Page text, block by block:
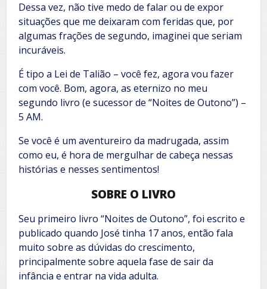
Dessa vez, não tive medo de falar ou de expor
situações que me deixaram com feridas que, por
algumas frações de segundo, imaginei que seriam
incuráveis.
É tipo a Lei de Talião – você fez, agora vou fazer
com você. Bom, agora, as eternizo no meu
segundo livro (e sucessor de “Noites de Outono”) –
5 AM.
Se você é um aventureiro da madrugada, assim
como eu, é hora de mergulhar de cabeça nessas
histórias e nesses sentimentos!
SOBRE O LIVRO
Seu primeiro livro “Noites de Outono”, foi escrito e
publicado quando José tinha 17 anos, então fala
muito sobre as dúvidas do crescimento,
principalmente sobre aquela fase de sair da
infância e entrar na vida adulta.